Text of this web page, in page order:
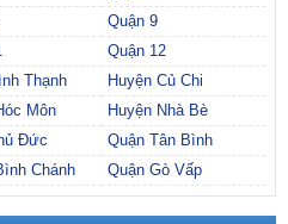
Quận 9
Quận 12
Thạnh
Huyện Củ Chi
Môn
Huyện Nhà Bè
Đức
Quận Tân Bình
Chánh Quận Gò Vấp